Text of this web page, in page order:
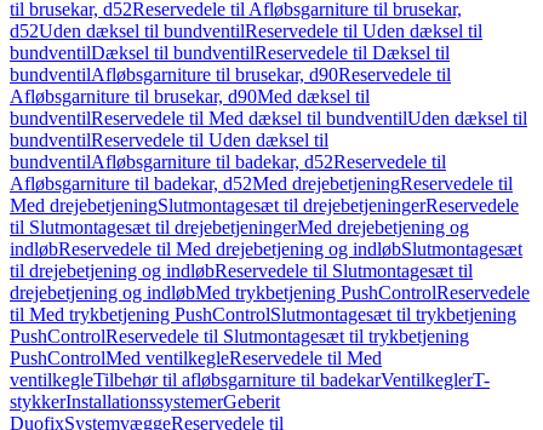
til brusekar, d52Reservedele til Afløbsgarniture til brusekar,
d52Uden dæksel til bundventilReservedele til Uden dæksel til
bundventilDæksel til bundventilReservedele til Dæksel til
bundventilAfløbsgarniture til brusekar, d90Reservedele til
Afløbsgarniture til brusekar, d90Med dæksel til
bundventilReservedele til Med dæksel til bundventilUden dæksel til
bundventilReservedele til Uden dæksel til
bundventilAfløbsgarniture til badekar, d52Reservedele til
Afløbsgarniture til badekar, d52Med drejebetjeningReservedele til
Med drejebetjeningSlutmontagesæt til drejebetjeningerReservedele
til Slutmontagesæt til drejebetjeningerMed drejebetjening og
indløbReservedele til Med drejebetjening og indløbSlutmontagesæt
til drejebetjening og indløbReservedele til Slutmontagesæt til
drejebetjening og indløbMed trykbetjening PushControlReservedele
til Med trykbetjening PushControlSlutmontagesæt til trykbetjening
PushControlReservedele til Slutmontagesæt til trykbetjening
PushControlMed ventilkegleReservedele til Med
ventilkegleTilbehør til afløbsgarniture til badekarVentilkeglerT-
stykkerInstallationssystemerGeberit
DuofixSystemvæggeReservedele til